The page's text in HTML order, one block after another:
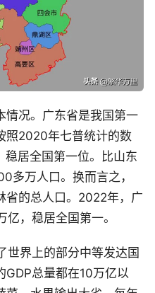
情况。广东省是我国第一
照2020年七普统计的数
居全国第一位。比山东
多万人口。换而言之，
省的总人口。2022年，广
，稳居全国第一。
世界上的部分中等发达国
GDP总量都在10万亿以